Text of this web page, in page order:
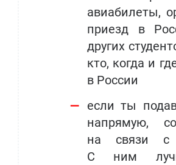
авиабилеты,
приезд в
других
кто, когда и
в России
если ты
напрямую,
на связи с
С ним